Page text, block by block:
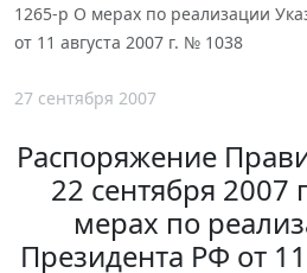
1265-р О мерах по реализации
от 11 августа 2007 г. № 1038
27 сентября 2007
Распоряжение
22 сентября
мерах по
Президента РФ от 11